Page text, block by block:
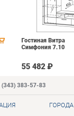
Гостиная Витра
Симфония 7.10
55 482 ₽
(343) 383-57-83
ГОРОДА